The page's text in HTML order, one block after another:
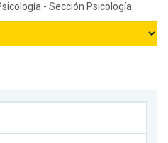
- Sección Psicología